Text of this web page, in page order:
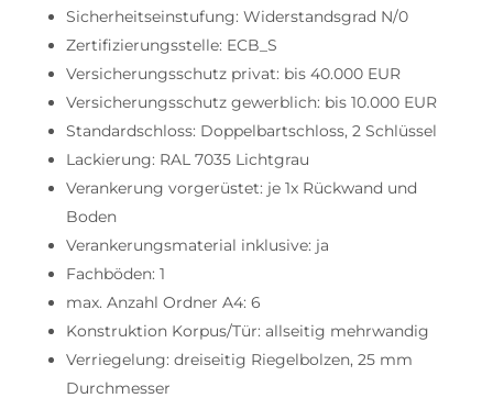
Sicherheitseinstufung: Widerstandsgrad N/0
Zertifizierungsstelle: ECB_S
Versicherungsschutz privat: bis 40.000 EUR
Versicherungsschutz gewerblich: bis 10.000 EUR
Standardschloss: Doppelbartschloss, 2 Schlüssel
Lackierung: RAL 7035 Lichtgrau
Verankerung vorgerüstet: je 1x Rückwand und
Boden
Verankerungsmaterial inklusive: ja
Fachböden: 1
max. Anzahl Ordner A4: 6
Konstruktion Korpus/Tür: allseitig mehrwandig
Verriegelung: dreiseitig Riegelbolzen, 25 mm
Durchmesser